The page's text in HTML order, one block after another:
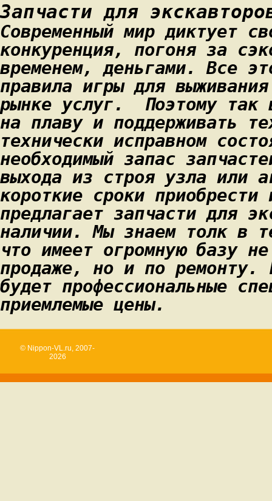
Запчасти для
Современный мир диктует
конкуренция, погоня за
временем, деньгами. Все
правила игры для
рынке услуг. Поэтому так
на плаву и поддерживать
технически исправном
необходимый запас
выхода из строя узла или
короткие сроки
предлагает запчасти для
наличии. Мы знаем толк в
что имеет огромную базу
продаже, но и по ремонту.
будет профессиональные
приемлемые цены.
© Nippon-VL.ru, 2007-
2026